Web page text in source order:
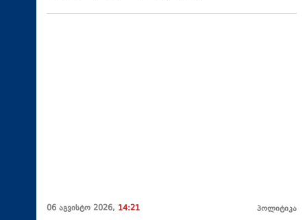
06 აგვისტო 2026, 14:21 პოლიტიკა